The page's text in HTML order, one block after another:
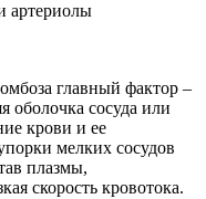
артериолы
главный фактор –
оболочка сосуда или
крови и ее
мелких сосудов
плазмы,
скорость кровотока.